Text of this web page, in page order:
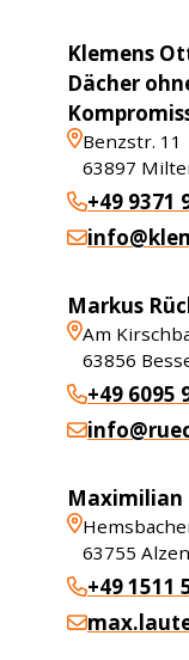
Klemens
Dächer
Benzstr. 11
63897
+49 9371
Markus
Am
63856
+49 6095
Maximilian
63755
+49 1511